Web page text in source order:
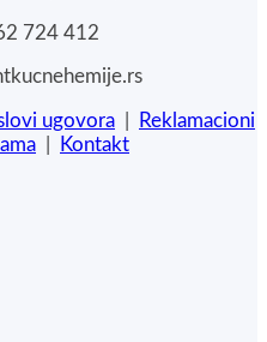
724 412
ugovora
Reklamacioni
Kontakt